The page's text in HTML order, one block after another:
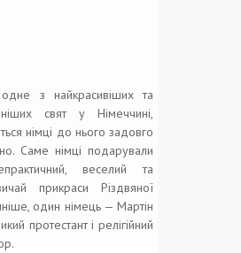
з найкрасивіших та
свят у Німеччині,
німці до нього задовго
Саме німці подарували
веселий та
прикраси Різдвяної
один німець — Мартін
протестант і релігійний